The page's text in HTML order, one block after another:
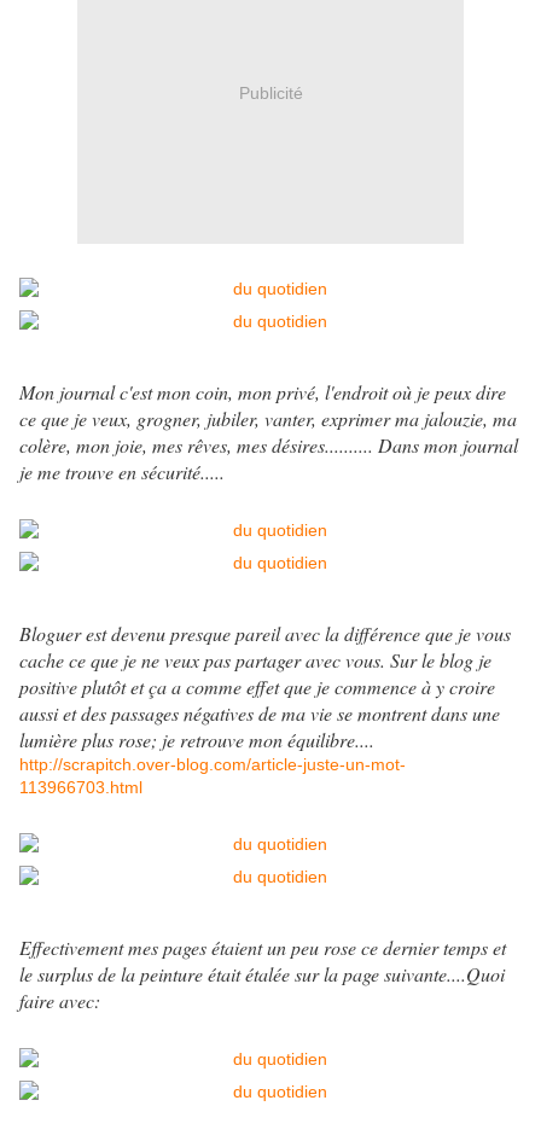
Publicité
Mon journal c'est mon coin, mon privé, l'endroit où je peux dire
ce que je veux, grogner, jubiler, vanter, exprimer ma jalouzie, ma
colère, mon joie, mes rêves, mes désires.......... Dans mon journal
je me trouve en sécurité.....
Bloguer est devenu presque pareil avec la différence que je vous
cache ce que je ne veux pas partager avec vous. Sur le blog je
positive plutôt et ça a comme effet que je commence à y croire
aussi et des passages négatives de ma vie se montrent dans une
lumière plus rose; je retrouve mon équilibre....
http://scrapitch.over-blog.com/article-juste-un-mot-
113966703.html
Effectivement mes pages étaient un peu rose ce dernier temps et
le surplus de la peinture était étalée sur la page suivante....Quoi
faire avec: